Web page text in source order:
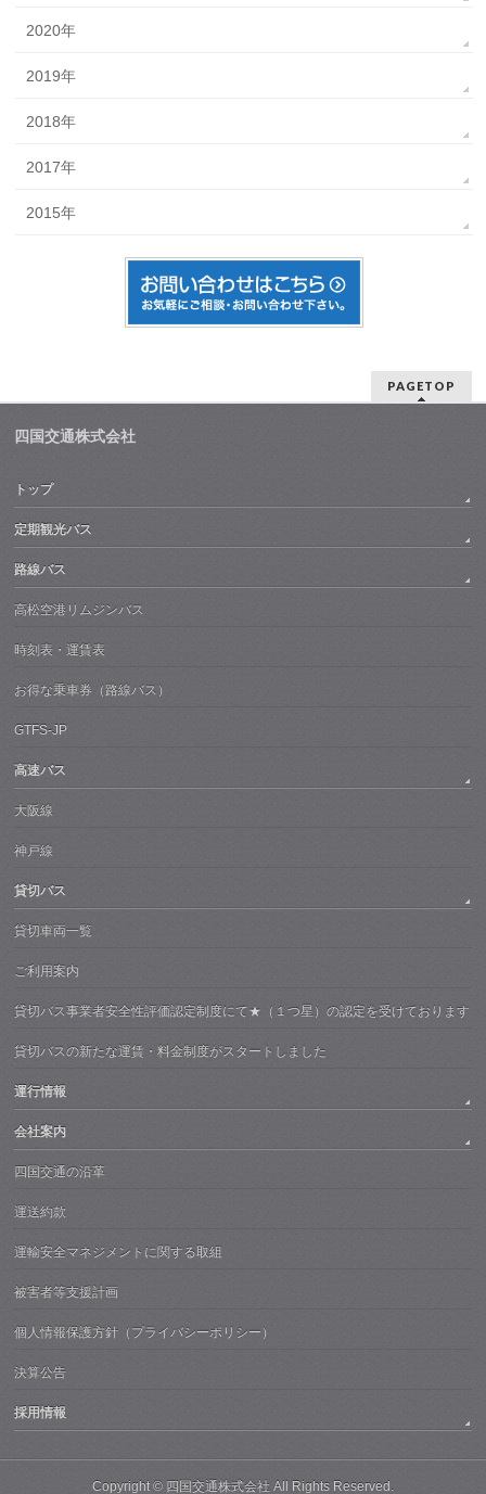
2020年
2019年
2018年
2017年
2015年
PAGETOP
四国交通株式会社
トップ
定期観光バス
路線バス
高松空港リムジンバス
時刻表・運賃表
お得な乗車券（路線バス）
GTFS-JP
高速バス
大阪線
神戸線
貸切バス
貸切車両一覧
ご利用案内
貸切バス事業者安全性評価認定制度にて★（１つ星）の認定を受けております
貸切バスの新たな運賃・料金制度がスタートしました
運行情報
会社案内
四国交通の沿革
運送約款
運輸安全マネジメントに関する取組
被害者等支援計画
個人情報保護方針（プライバシーポリシー）
決算公告
採用情報
Copyright © 四国交通株式会社All Rights Reserved.